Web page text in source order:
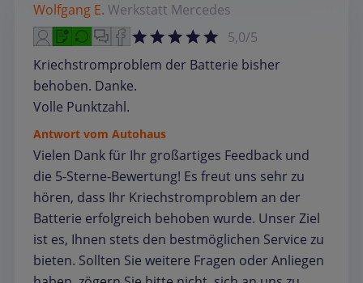
Wolfgang E. Werkstatt Mercedes
5,0/5
Kriechstromproblem der Batterie bisher
behoben. Danke.
Volle Punktzahl.
Antwort vom Autohaus
Vielen Dank für Ihr großartiges Feedback und
die 5-Sterne-Bewertung! Es freut uns sehr zu
hören, dass Ihr Kriechstromproblem an der
Batterie erfolgreich behoben wurde. Unser Ziel
ist es, Ihnen stets den bestmöglichen Service zu
bieten. Sollten Sie weitere Fragen oder Anliegen